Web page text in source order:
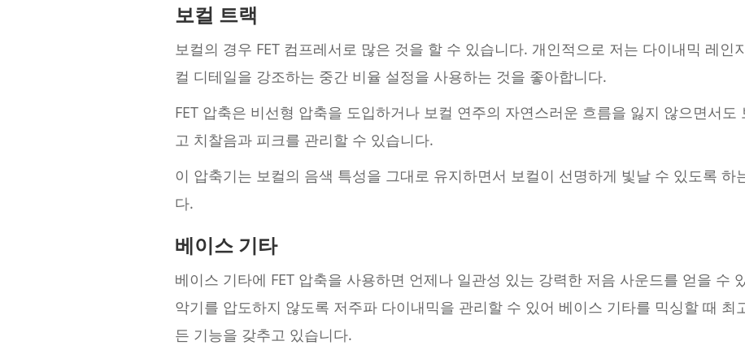
보컬 트랙
보컬의 경우 FET 컴프레서로 많은 것을 할 수 있습니다. 개인적으로 저는 다이내믹 레인
컬 디테일을 강조하는 중간 비율 설정을 사용하는 것을 좋아합니다.
FET 압축은 비선형 압축을 도입하거나 보컬 연주의 자연스러운 흐름을 잃지 않으면서
고 치찰음과 피크를 관리할 수 있습니다.
이 압축기는 보컬의 음색 특성을 그대로 유지하면서 보컬이 선명하게 빛날 수 있도록 하
다.
베이스 기타
베이스 기타에 FET 압축을 사용하면 언제나 일관성 있는 강력한 저음 사운드를 얻을 수
악기를 압도하지 않도록 저주파 다이내믹을 관리할 수 있어 베이스 기타를 믹싱할 때 최
든 기능을 갖추고 있습니다.